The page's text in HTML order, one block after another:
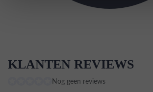
KLANTEN REVIEWS
Nog geen reviews